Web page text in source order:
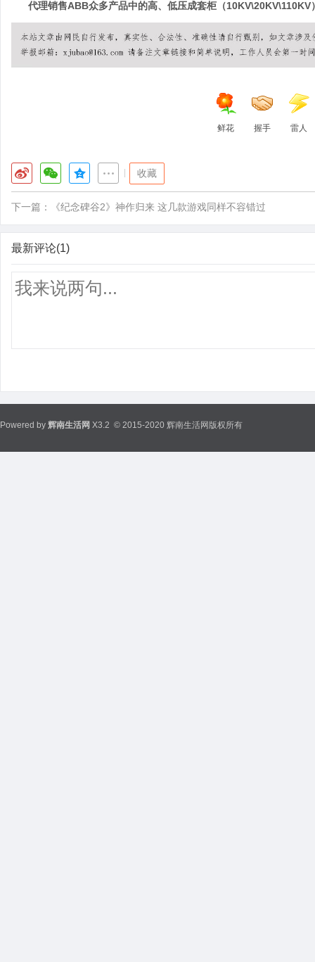
代理销售ABB众多产品中的高、低压成套柜（10KV\20KV\110KV
鲜花 握手 雷人
收藏
下一篇： 《纪念碑谷2》神作归来 这几款游戏同样不容错过
最新评论(1)
Powered by 辉南生活网 X3.2 © 2015-2020 辉南生活网版权所有